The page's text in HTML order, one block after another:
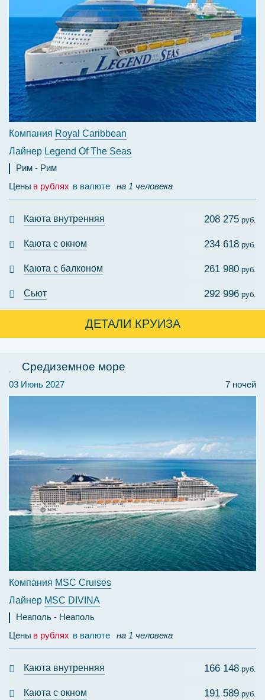
Компания Royal Caribbean
Лайнер Legend Of The Seas
Рим
Рим
Цены в рублях в валюте на 1 человека
Каюта внутренняя 208 275 руб.
Каюта с окном 234 618 руб.
Каюта с балконом 261 980 руб.
Сьют 292 996 руб.
ДЕТАЛИ КРУИЗА
Средиземное море
7 ночей
03 Июнь 2027
Компания MSC Cruises
Лайнер MSC DIVINA
Неаполь
Неаполь
Цены в рублях в валюте на 1 человека
Каюта внутренняя 166 148 руб.
Каюта с окном 191 589 руб.